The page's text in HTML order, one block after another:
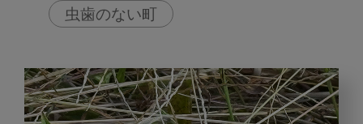
虫歯のない町